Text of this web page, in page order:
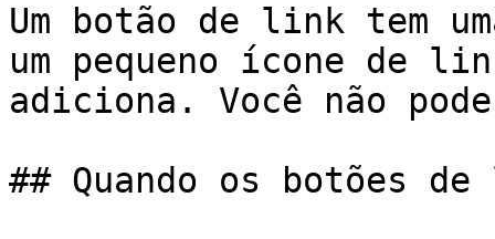
Um botão de link tem
um pequeno ícone de
adiciona. Você não
## Quando os botões